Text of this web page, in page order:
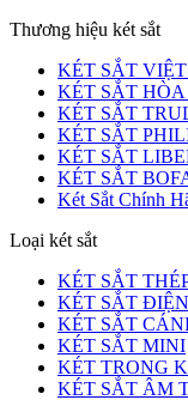
Thương hiệu két sắt
KÉT SẮT
KÉT SẮT
KÉT SẮT
KÉT SẮT
KÉT SẮT
KÉT SẮT
Két Sắt Chính
Loại két sắt
KÉT SẮT
KÉT SẮT
KÉT SẮT
KÉT SẮT MINI
KÉT TRONG
KÉT SẮT ÂM